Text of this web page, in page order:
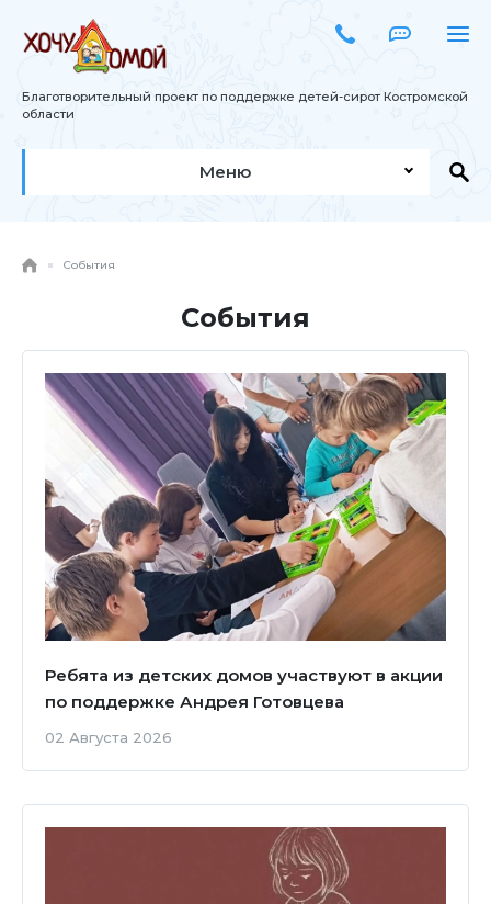
Благотворительный проект по поддержке детей-сирот Костромской
области
Меню
События
События
Ребята из детских домов участвуют в акции
по поддержке Андрея Готовцева
02 Августа 2026